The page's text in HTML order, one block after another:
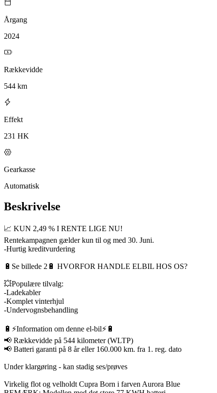
Årgang
2024
Rækkevidde
544 km
Effekt
231 HK
Gearkasse
Automatisk
Beskrivelse
📈 KUN 2,49 % I RENTE LIGE NU!
Rentekampagnen gælder kun til og med 30. Juni.
-Hurtig kreditvurdering
🔋Se billede 2🔋 HVORFOR HANDLE ELBIL HOS OS?
💥Populære tilvalg:
-Ladekabler
-Komplet vinterhjul
-Undervognsbehandling
🔋⚡️Information om denne el-bil⚡️🔋
📢 Rækkevidde på 544 kilometer (WLTP)
📢 Batteri garanti på 8 år eller 160.000 km. fra 1. reg. dato
Under klargøring - kan stadig ses/prøves
Virkelig flot og velholdt Cupra Born i farven Aurora Blue